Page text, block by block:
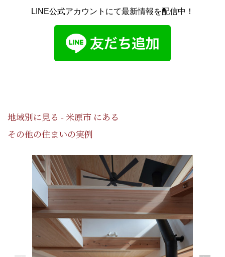
LINE公式アカウントにて最新情報を配信中！
地域別に見る - 米原市 にある
その他の住まいの実例